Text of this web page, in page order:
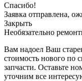
Спасибо!
Заявка отправлена,
Закрыть
Необязательно
Вам надоел Ваш
стоимость нового по
запчасти. Оставьте
уточним все